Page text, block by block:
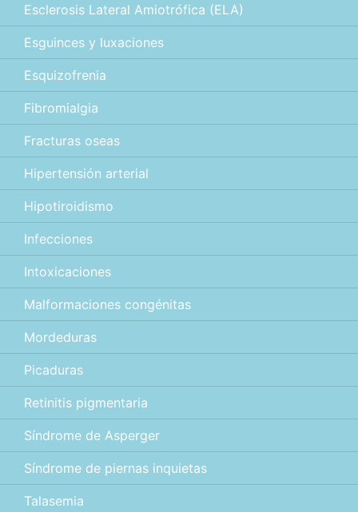
Esclerosis Lateral Amiotrófica (ELA)
Esguinces y luxaciones
Esquizofrenia
Fibromialgia
Fracturas oseas
Hipertensión arterial
Hipotiroidismo
Infecciones
Intoxicaciones
Malformaciones congénitas
Mordeduras
Picaduras
Retinitis pigmentaria
Síndrome de Asperger
Síndrome de piernas inquietas
Talasemia